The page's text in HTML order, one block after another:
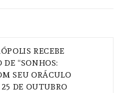
RECEBE
“SONHOS:
SEU ORÁCULO
DE OUTUBRO